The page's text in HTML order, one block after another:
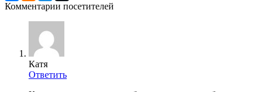
Комментарии посетителей
Катя
Ответить